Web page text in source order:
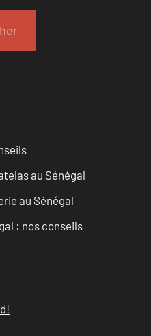
au Sénégal
au Sénégal
: nos conseils